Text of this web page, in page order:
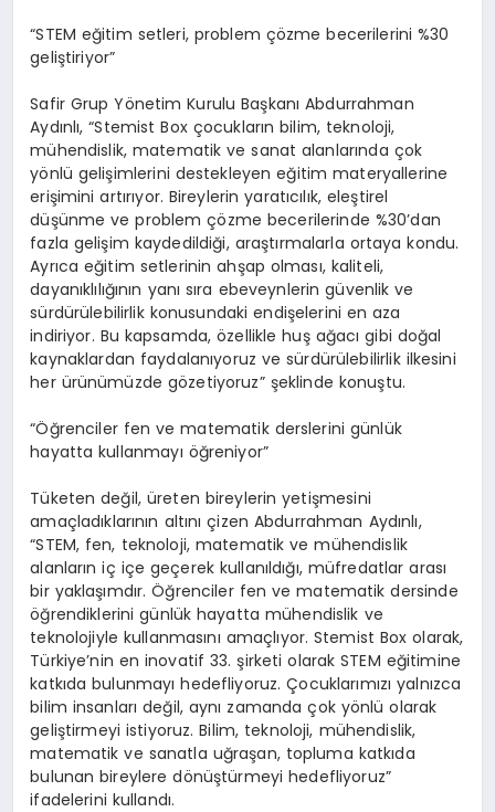
“STEM eğitim setleri, problem çözme becerilerini %30
geliştiriyor”
Safir Grup Yönetim Kurulu Başkanı Abdurrahman
Aydınlı, “Stemist Box çocukların bilim, teknoloji,
mühendislik, matematik ve sanat alanlarında çok
yönlü gelişimlerini destekleyen eğitim materyallerine
erişimini artırıyor. Bireylerin yaratıcılık, eleştirel
düşünme ve problem çözme becerilerinde %30’dan
fazla gelişim kaydedildiği, araştırmalarla ortaya kondu.
Ayrıca eğitim setlerinin ahşap olması, kaliteli,
dayanıklılığının yanı sıra ebeveynlerin güvenlik ve
sürdürülebilirlik konusundaki endişelerini en aza
indiriyor. Bu kapsamda, özellikle huş ağacı gibi doğal
kaynaklardan faydalanıyoruz ve sürdürülebilirlik ilkesini
her ürünümüzde gözetiyoruz” şeklinde konuştu.
“Öğrenciler fen ve matematik derslerini günlük
hayatta kullanmayı öğreniyor”
Tüketen değil, üreten bireylerin yetişmesini
amaçladıklarının altını çizen Abdurrahman Aydınlı,
“STEM, fen, teknoloji, matematik ve mühendislik
alanların iç içe geçerek kullanıldığı, müfredatlar arası
bir yaklaşımdır. Öğrenciler fen ve matematik dersinde
öğrendiklerini günlük hayatta mühendislik ve
teknolojiyle kullanmasını amaçlıyor. Stemist Box olarak,
Türkiye’nin en inovatif 33. şirketi olarak STEM eğitimine
katkıda bulunmayı hedefliyoruz. Çocuklarımızı yalnızca
bilim insanları değil, aynı zamanda çok yönlü olarak
geliştirmeyi istiyoruz. Bilim, teknoloji, mühendislik,
matematik ve sanatla uğraşan, topluma katkıda
bulunan bireylere dönüştürmeyi hedefliyoruz”
ifadelerini kullandı.